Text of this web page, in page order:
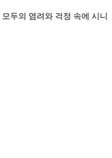
두의 염려와 걱정 속에 시니